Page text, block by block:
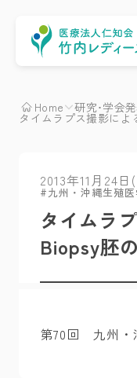
Home 研究･学会
タイムラプス撮影によ
2013年11月24日
九州・沖縄生殖
タイムラ
Biopsy胚
第70回 九州・